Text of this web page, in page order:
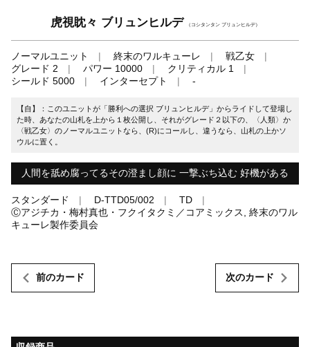
虎視眈々 ブリュンヒルデ （コシタンタン ブリュンヒルデ）
ノーマルユニット 終末のワルキューレ
戦乙女
グレード 2
パワー 10000
クリティカル 1
シールド 5000
インターセプト -
【自】：このユニットが「勝利への選択 ブリュンヒルデ」からライドして登場し
た時、あなたの山札を上から１枚公開し、それがグレード２以下の、〈人類〉か
〈戦乙女〉のノーマルユニットなら、(R)にコールし、違うなら、山札の上かソ
ウルに置く。
人間を舐め腐ってるその澄まし顔に 一撃ぶち込む 好機がある
スタンダード D-TTD05/002
TD
Ⓒアジチカ・梅村真也・フクイタクミ／コアミックス, 終末のワル
キューレ製作委員会
前のカード 次のカード